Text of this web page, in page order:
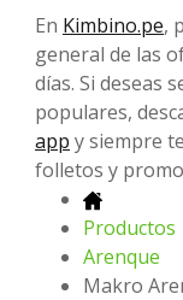
En Kimbino.pe,
general de las
días. Si deseas
populares,
app y siempre
folletos y
Productos
Arenque
Makro